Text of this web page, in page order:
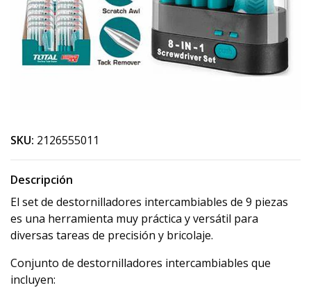
SKU: 2126555011
Descripción
El set de destornilladores intercambiables de 9 piezas
es una herramienta muy práctica y versátil para
diversas tareas de precisión y bricolaje.
Conjunto de destornilladores intercambiables que
incluyen: